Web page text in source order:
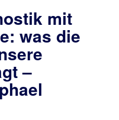
mit
was die
–